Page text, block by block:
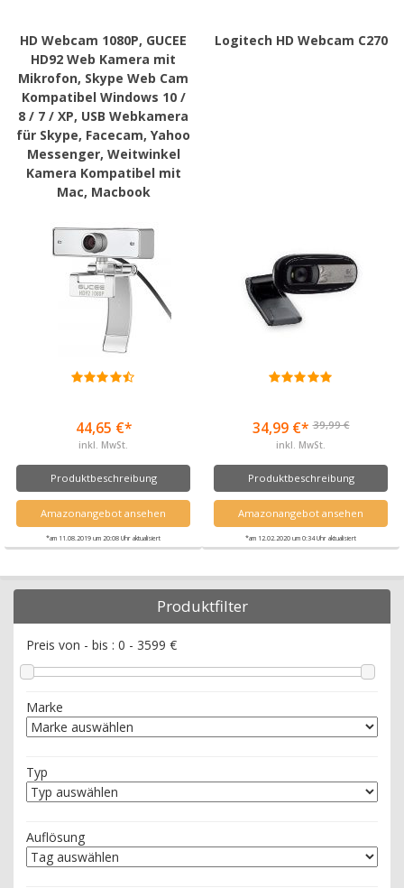
HD Webcam 1080P, GUCEE
HD92 Web Kamera mit
Mikrofon, Skype Web Cam
Kompatibel Windows 10 /
8 / 7 / XP, USB Webkamera
für Skype, Facecam, Yahoo
Messenger, Weitwinkel
Kamera Kompatibel mit
Mac, Macbook
44,65 €*
inkl. MwSt.
Produktbeschreibung
Amazonangebot ansehen
*am 11.08.2019 um 20:08 Uhr aktualisiert
Logitech HD Webcam C270
34,99 €* 39,99 €
inkl. MwSt.
Produktbeschreibung
Amazonangebot ansehen
*am 12.02.2020 um 0:34 Uhr aktualisiert
Produktfilter
Preis von - bis : 0 - 3599 €
Marke
Typ
Auflösung